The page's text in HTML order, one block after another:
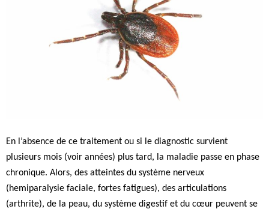
En l’absence de ce traitement ou si le diagnostic survient
plusieurs mois (voir années) plus tard, la maladie passe en phase
chronique. Alors, des atteintes du système nerveux
(hemiparalysie faciale, fortes fatigues), des articulations
(arthrite), de la peau, du système digestif et du cœur peuvent se